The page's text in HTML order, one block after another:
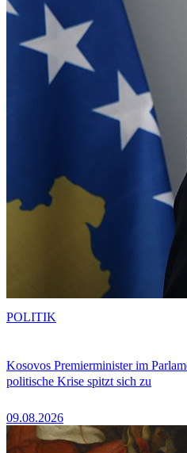
Kosovos Premierminister im
politische Krise spitzt sich zu
09.08.2026
POLITIK